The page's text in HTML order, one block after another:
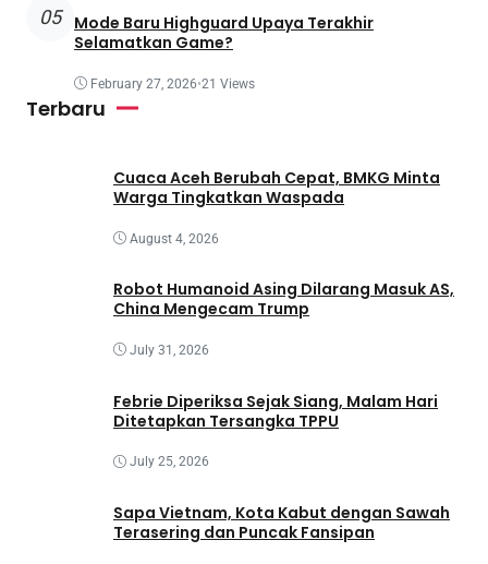
05
Mode Baru Highguard Upaya Terakhir
Selamatkan Game?
February 27, 2026•21 Views
Terbaru
Cuaca Aceh Berubah Cepat, BMKG Minta
Warga Tingkatkan Waspada
August 4, 2026
Robot Humanoid Asing Dilarang Masuk AS,
China Mengecam Trump
July 31, 2026
Febrie Diperiksa Sejak Siang, Malam Hari
Ditetapkan Tersangka TPPU
July 25, 2026
Sapa Vietnam, Kota Kabut dengan Sawah
Terasering dan Puncak Fansipan